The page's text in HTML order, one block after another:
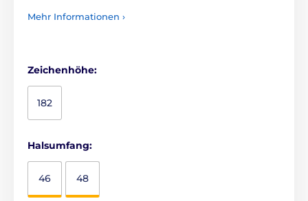
Mehr Informationen ›
Zeichenhöhe:
182
Halsumfang:
46 48